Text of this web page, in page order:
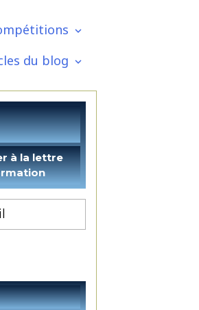
du blog